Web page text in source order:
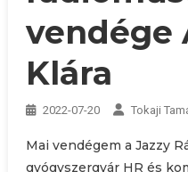
vendége
Klára
2022-07-20 Tokaji
Mai vendégem a Jazzy
gyógyszergyár HR és